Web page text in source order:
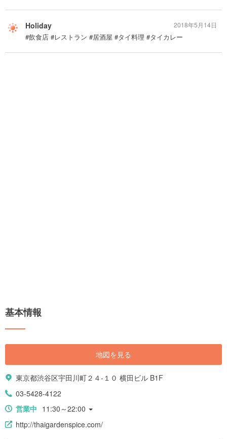
Holiday
#飲食店 #レストラン #居酒屋 #タイ料理 #タイカレー
2018年5月14日
基本情報
地図を見る
東京都渋谷区宇田川町２４-１０ 横田ビル B1F
03-5428-4122
営業中 11:30～22:00
http://thaigardenspice.com/